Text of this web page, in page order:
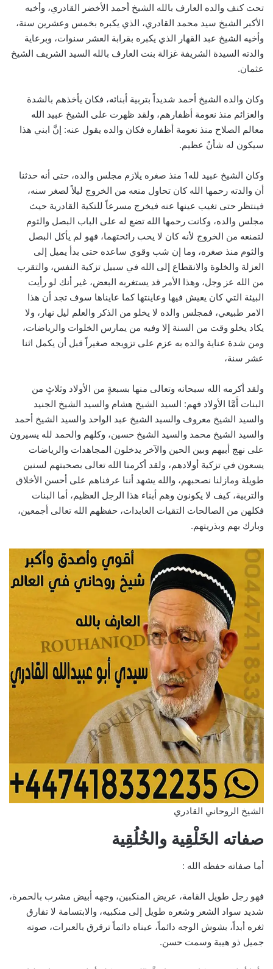
تحت كنف والده العارف بالله الشيخ أحمد الأخضر القادري، وأخيه
الأكبر الشيخ سيد محمد القادري، الذي يكبره بخمس وعشرين سنة،
وأخيه الشيخ عبد القهار الذي يكبره بقرابة العشر سنوات، وبرعاية
والدته السيدة الشريفة غزالة بنت العارف بالله السيد الشريف الشيخ
عثمان.
وكان والده الشيخ أحمد شديداً بتربية أبنائه، فكان يأخذهم بالشدة
والعزائم منذ نعومة أظفارهم، ولقد ظهرت على الشيخ عبيد الله
معالم الصلاح منذ نعومة أظفاره فكان والده يقول عنه: إنَّ ابني هذا
سيكون له شأنٌ عظيم.
وكان الشيخ عبيد لله1 منذ صغره يلازم مجلس والده، حتى أنه حدثنا
أن والدته رحمها الله كان تحاول منعه من الخروج ليلاً لصغر سنه،
فينتظر حتى تغيب عينها عنه فيخرج مسرعاً للتكية القادرية حيث
مجلس والده، وكانت رحمها الله تضع له على الباب البصل والثوم
لتمنعه من الخروج لأنه كان لا يحب رائحتهما، فهو لم يأكل البصل
والثوم منذ صغره، وما إن شب وقوي ساعده حتى بدأ يميل إلى
العزلة والخلوة والانقطاع إلى الله في سبيل تزكية النفس، والتقرب
من الله عز وجل، وهذا الأمر قد يستغربه البعض، غير أنك لو رأيت
البيئة التي كان يعيش فيها وعاينتها كما عايناها سوف تجد أن هذا
الامر طبيعي، فمجلس والده لا يخلو من الذكر والعلم ليل نهار، ولا
يكاد يخلو وقت من السنة إلا وفيه من يمارس الخلوات والرياضات،
ومن شدة عناية والده به عزم على تزويجه صغيراً قبل أن يكمل اثنا
عشر سنة،
ولقد أكرمه الله سبحانه وتعالى منها بسبعةٍ من الأولاد وثلاثٍ من
البنات أَمَّا الأولاد فهم: السيد الشيخ هشام والسيد الشيخ الجنيد
والسيد الشيخ معروف والسيد الشيخ عبد الواحد والسيد الشيخ أحمد
والسيد الشيخ محمد والسيد الشيخ حسين، وكلهم والحمد لله يسيرون
على نهج أبيهم وبين الحين والآخر يدخلون المجاهدات والرياضات
يسعون في تزكية أولادهم، ولقد أكرمنا الله تعالى بصحبتهم لسنين
طويلة ومازلنا نصحبهم، والله يشهد أننا عرفناهم على أحسن الأخلاق
والتربية، كيف لا يكونون وهم أبناء هذا الرجل العظيم، أما البنات
فكلهن من الصالحات التقيات العابدات، حفظهم الله تعالى أجمعين،
وبارك بهم وبذريتهم.
الشيخ الروحاني القادري
صفاته الخَلْقِية والخُلُقِية
أما صفاته حفظه الله :
فهو رجل طويل القامة، عريض المنكبين، وجهه أبيض مشرب بالحمرة،
شديد سواد الشعر وشعره طويل إلى منكبيه، والابتسامة لا تفارق
ثغره أبداً، بشوش الوجه دائماً، عيناه دائماً ترقرق بالعبرات، صوته
جميل ذو هيبة وسمت حسن.